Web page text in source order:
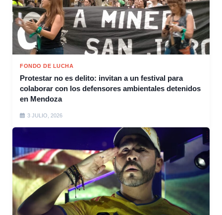
FONDO DE LUCHA
Protestar no es delito: invitan a un festival para
colaborar con los defensores ambientales detenidos
en Mendoza
3 JULIO, 2026